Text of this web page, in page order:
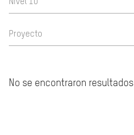
Proyecto
No se encontraron resultados